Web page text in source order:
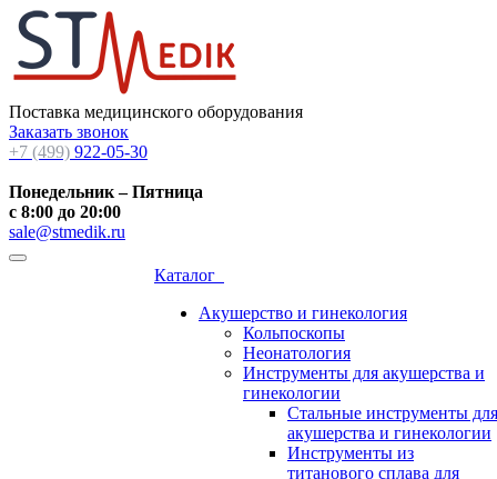
Поставка медицинского оборудования
Заказать звонок
+7 (499) 922-05-30
Понедельник – Пятница
с 8:00 до 20:00
sale@stmedik.ru
Каталог
Акушерство и гинекология
Кольпоскопы
Неонатология
Инструменты для акушерства и
гинекологии
Стальные инструменты для
акушерства и гинекологии
Инструменты из
титанового сплава для